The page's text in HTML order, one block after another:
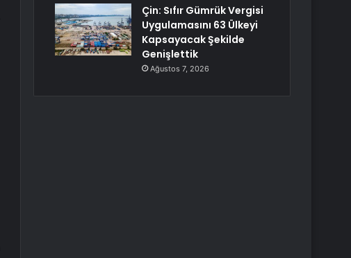
Çin: Sıfır Gümrük Vergisi
Uygulamasını 63 Ülkeyi
Kapsayacak Şekilde
Genişlettik
Ağustos 7, 2026